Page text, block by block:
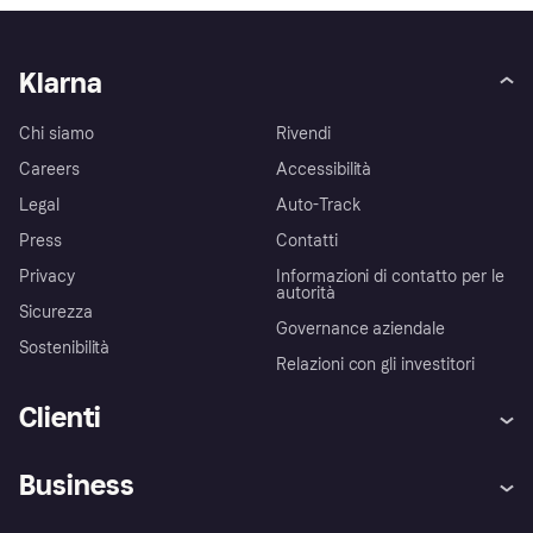
Klarna
Chi siamo
Careers
Legal
Press
Privacy
Sicurezza
Sostenibilità
Rivendi
Accessibilità
Auto-Track
Contatti
Informazioni di contatto per le
autorità
Governance aziendale
Relazioni con gli investitori
Clienti
Assistenza
Business